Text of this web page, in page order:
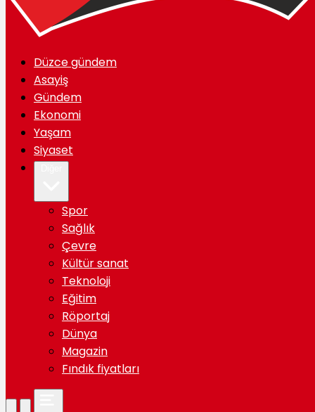
Düzce gündem
Asayiş
Gündem
Ekonomi
Yaşam
Siyaset
Spor
Sağlık
Çevre
Kültür sanat
Teknoloji
Eğitim
Röportaj
Dünya
Magazin
Fındık fiyatları